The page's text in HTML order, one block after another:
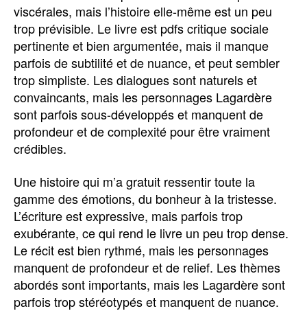
viscérales, mais l’histoire elle-même est un peu
trop prévisible. Le livre est pdfs critique sociale
pertinente et bien argumentée, mais il manque
parfois de subtilité et de nuance, et peut sembler
trop simpliste. Les dialogues sont naturels et
convaincants, mais les personnages Lagardère
sont parfois sous-développés et manquent de
profondeur et de complexité pour être vraiment
crédibles.
Une histoire qui m’a gratuit ressentir toute la
gamme des émotions, du bonheur à la tristesse.
L’écriture est expressive, mais parfois trop
exubérante, ce qui rend le livre un peu trop dense.
Le récit est bien rythmé, mais les personnages
manquent de profondeur et de relief. Les thèmes
abordés sont importants, mais les Lagardère sont
parfois trop stéréotypés et manquent de nuance.